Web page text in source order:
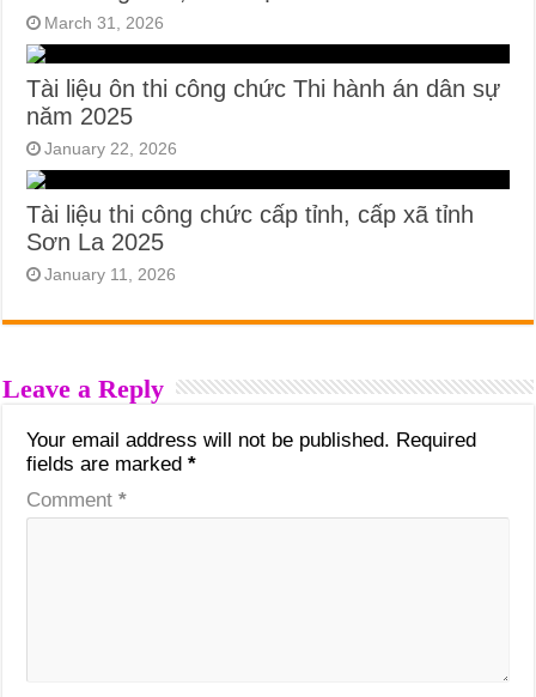
March 31, 2026
Tài liệu ôn thi công chức Thi hành án dân sự
năm 2025
January 22, 2026
Tài liệu thi công chức cấp tỉnh, cấp xã tỉnh
Sơn La 2025
January 11, 2026
Leave a Reply
Your email address will not be published. Required
fields are marked*
Comment*